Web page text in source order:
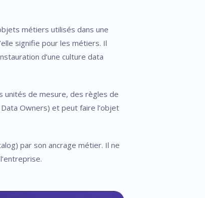
métiers utilisés dans une
signifie pour les métiers. Il
d’une culture data
unités de mesure, des règles de
Owners) et peut faire l’objet
par son ancrage métier. Il ne